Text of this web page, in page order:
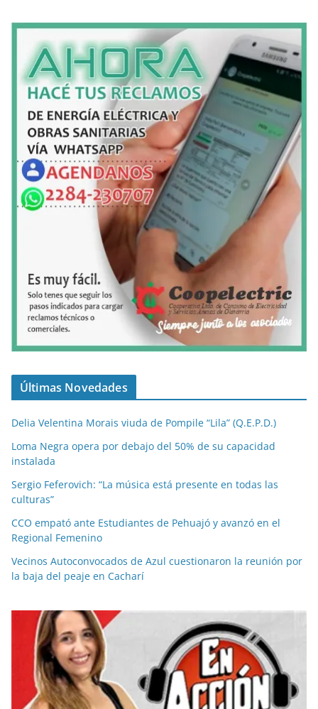
Últimas Novedades
Delia Velentina Morais viuda de Pompile “Lila” (Q.E.P.D.)
Loma Negra opera por debajo del 50% de su capacidad
instalada
Sergio Feferovich: “La música está presente en todas las
culturas”
CCO empató ante Estudiantes de Pehuajó y avanzó en el
Regional Femenino
Vecinos Autoconvocados de Azul cuestionaron la reunión por
la baja del peaje en Cacharí